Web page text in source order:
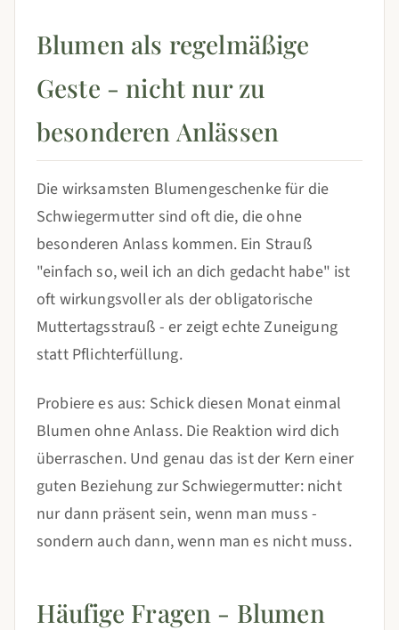
Blumen als regelmäßige
Geste - nicht nur zu
besonderen Anlässen
Die wirksamsten Blumengeschenke für die
Schwiegermutter sind oft die, die ohne
besonderen Anlass kommen. Ein Strauß
"einfach so, weil ich an dich gedacht habe" ist
oft wirkungsvoller als der obligatorische
Muttertagsstrauß - er zeigt echte Zuneigung
statt Pflichterfüllung.
Probiere es aus: Schick diesen Monat einmal
Blumen ohne Anlass. Die Reaktion wird dich
überraschen. Und genau das ist der Kern einer
guten Beziehung zur Schwiegermutter: nicht
nur dann präsent sein, wenn man muss -
sondern auch dann, wenn man es nicht muss.
Häufige Fragen - Blumen